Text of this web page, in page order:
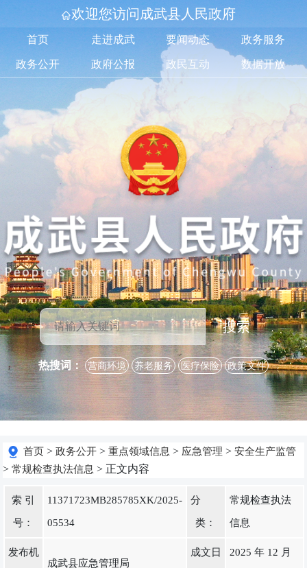
欢迎您访问成武县人民政府
首页 走进成武 要闻动态 政务服务
政务公开 政府公报 政民互动 数据开放
搜索
热搜词： 营商环境 养老服务 医疗保险 政策文件
首页 >政务公开 >重点领域信息 > 应急管理 >安全生产监管
>常规检查执法信息 > 正文内容
索 引
号：
11371723MB285785XK/2025-
05534
分
类：
常规检查执法
信息
发布机
成武县应急管理局
成文日 2025 年 12 月